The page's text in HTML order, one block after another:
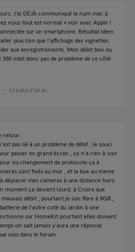
J’ai DÉJÀ communiqué le num mac à
nous tout est normal » voir avec Apple !
sur un smartphone. Résultat idem.
plus loin que l’affichage des vignettes.
aux enregistrements. Mon débit box ou
mbit donc pas de problème de ce côté
il y a plus d'un an
retour.
pas lié à un problème de débit , le souci
passer en grand écran , ça n'a rien à voir
jour ou changement de protocole ça à
sont fixés au mur , et la box au meme
déplacer mes cameras à une distance hors
moment ça devient lourd. à Croire que
débit , pourtant je suis fibre à 8GB ,
de l'autre coté du Jardin à une
sur HomeKit pourtant elles doivent
on sait jamais y'aura une réponse
vois dans le forum.